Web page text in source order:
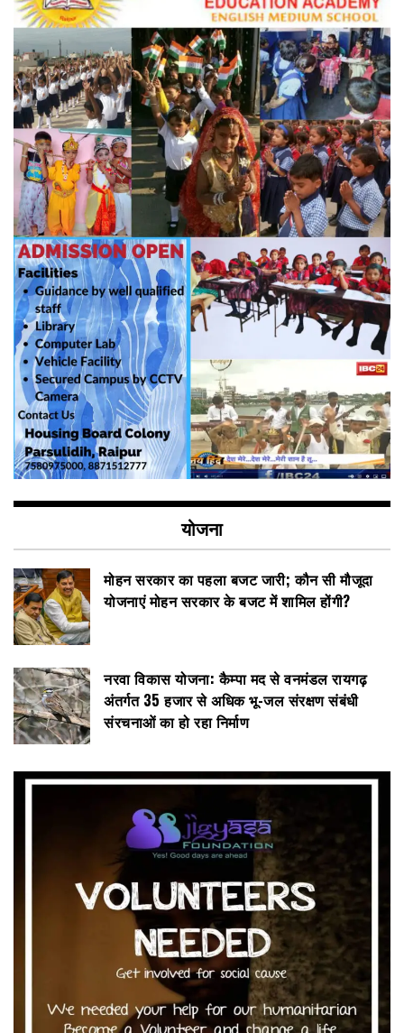
योजना
मोहन सरकार का पहला बजट जारी; कौन सी मौजूदा
योजनाएं मोहन सरकार के बजट में शामिल होंगी?
नरवा विकास योजना: कैम्पा मद से वनमंडल रायगढ़
अंतर्गत 35 हजार से अधिक भू-जल संरक्षण संबंधी
संरचनाओं का हो रहा निर्माण